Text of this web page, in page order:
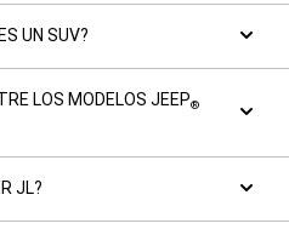
UN SUV?
LOS MODELOS JEEP®
JL?